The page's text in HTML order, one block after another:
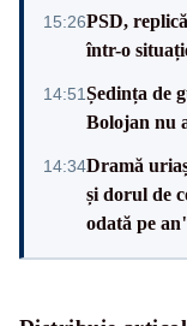
15:26PSD,
într-o
14:51Ședința de
Bolojan nu
14:34Dramă
și dorul de
odată pe